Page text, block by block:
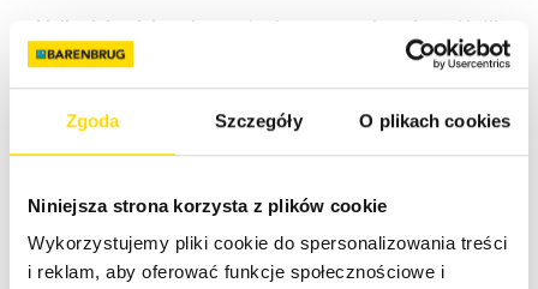
Zgoda Szczegóły O plikach cookies
Niniejsza strona korzysta z plików cookie
Wykorzystujemy pliki cookie do spersonalizowania treści
i reklam, aby oferować funkcje społecznościowe i
udział traw w runi jest zbyt niski podsiać mieszanką
B&G-2.